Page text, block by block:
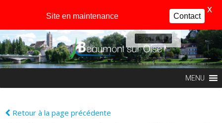
Profil
MENU
Retour à la page précédente
Site en maintenance Contact
X